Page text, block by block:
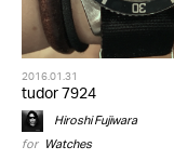
2016.01.31
tudor 7924
Hiroshi Fujiwara
for Watches